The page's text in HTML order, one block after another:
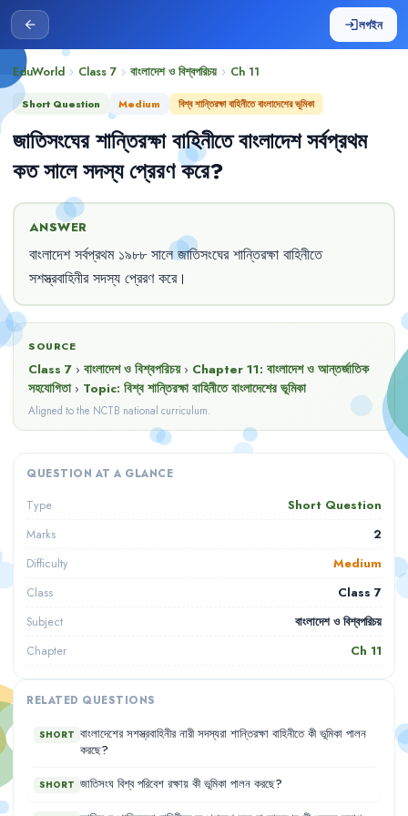
arrow_back loginলগইন
EduWorld chevron_right Class 7 chevron_right বাংলাদেশ ও বিশ্বপরিচয় chevron_right Ch 11
Short Question Medium বিশ্ব শান্তিরক্ষা বাহিনীতে বাংলাদেশের ভূমিকা
জাতিসংঘের শান্তিরক্ষা বাহিনীতে বাংলাদেশ সর্বপ্রথম
কত সালে সদস্য প্রেরণ করে?
ANSWER
বাংলাদেশ সর্বপ্রথম ১৯৮৮ সালে জাতিসংঘের শান্তিরক্ষা বাহিনীতে
সশস্ত্রবাহিনীর সদস্য প্রেরণ করে।
SOURCE
Class 7 › বাংলাদেশ ও বিশ্বপরিচয় › Chapter 11: বাংলাদেশ ও আন্তর্জাতিক
সহযোগিতা › Topic: বিশ্ব শান্তিরক্ষা বাহিনীতে বাংলাদেশের ভূমিকা
Aligned to the NCTB national curriculum.
QUESTION AT A GLANCE
Type Short Question
Marks 2
Difficulty Medium
Class Class 7
Subject বাংলাদেশ ও বিশ্বপরিচয়
Chapter Ch 11
RELATED QUESTIONS
SHORT বাংলাদেশের সশস্ত্রবাহিনীর নারী সদস্যরা শান্তিরক্ষা বাহিনীতে কী ভূমিকা পালন
করছে?
SHORT জাতিসংঘ বিশ্ব পরিবেশ রক্ষায় কী ভূমিকা পালন করছে?